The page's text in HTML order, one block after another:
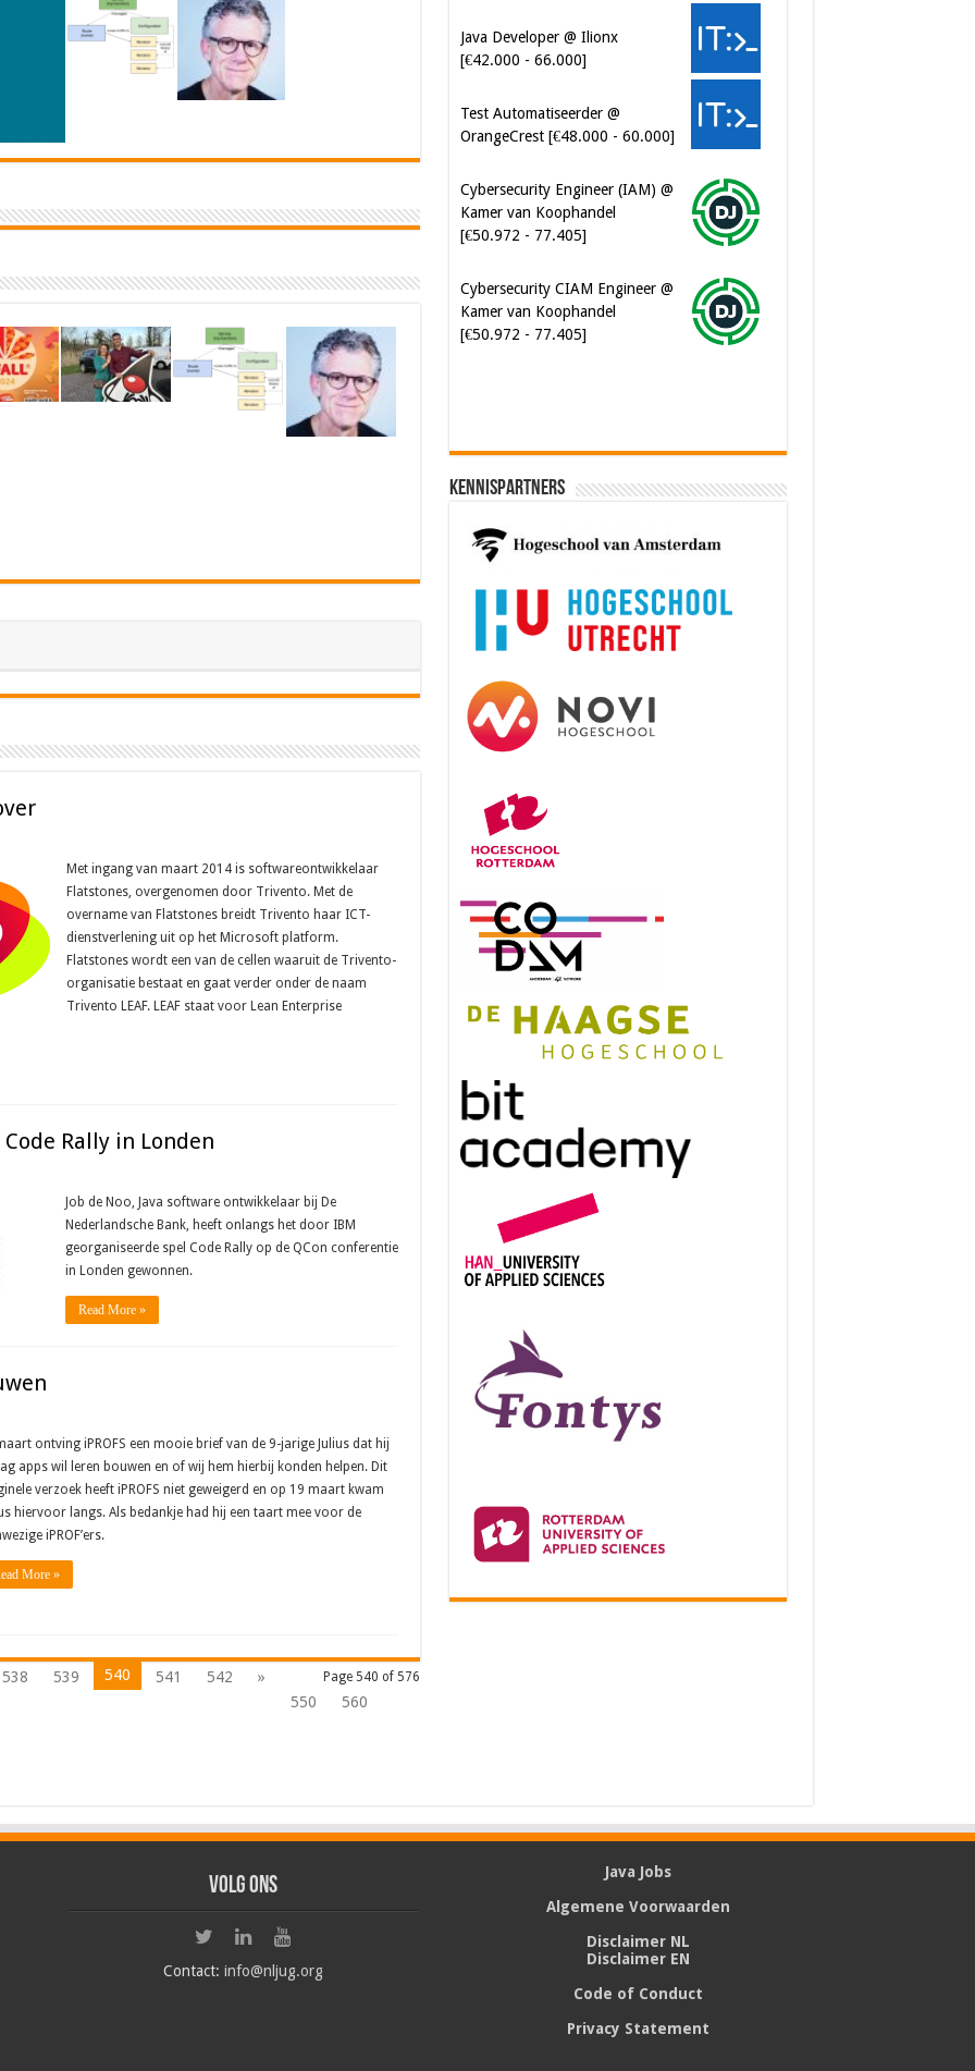
Met ingang van maart 2014 is softwareontwikkelaar
Flatstones, overgenomen door Trivento. Met de
overname van Flatstones breidt Trivento haar ICT-
dienstverlening uit op het Microsoft platform.
Flatstones wordt een van de cellen waaruit de Trivento-
organisatie bestaat en gaat verder onder de naam
Trivento LEAF. LEAF staat voor Lean Enterprise
Rally in Londen
Job de Noo, Java software ontwikkelaar bij De
Nederlandsche Bank, heeft onlangs het door IBM
georganiseerde spel Code Rally op de QCon conferentie
in Londen gewonnen.
Read More »
ontving iPROFS een mooie brief van de 9-jarige Julius dat hij
apps wil leren bouwen en of wij hem hierbij konden helpen. Dit
verzoek heeft iPROFS niet geweigerd en op 19 maart kwam
hiervoor langs. Als bedankje had hij een taart mee voor de
iPROF’ers.
More »
Page 540 of 576
538 539 540 541 542
»
550
560
Test Automatiseerder @
OrangeCrest [€48.000 - 60.000]
Cybersecurity Engineer (IAM) @
Kamer van Koophandel
Cybersecurity CIAM Engineer @
Kamer van Koophandel
Kennispartners
Volg ons
Contact:info@nljug.org
Java Jobs
Algemene Voorwaarden
Disclaimer NL
Disclaimer EN
Code of Conduct
Privacy Statement